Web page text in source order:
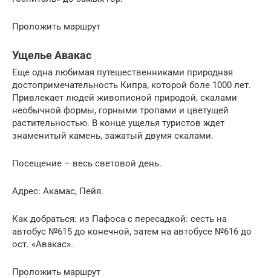
Проложить маршрут
Ущелье Авакас
Еще одна любимая путешественниками природная
достопримечательность Кипра, которой боле 1000 лет.
Привлекает людей живописной природой, скалами
необычной формы, горными тропами и цветущей
растительностью. В конце ущелья туристов ждет
знаменитый камень, зажатый двумя скалами.
Посещение – весь световой день.
Адрес: Акамас, Пейя.
Как добраться: из Пафоса с пересадкой: сесть на
автобус №615 до конечной, затем на автобусе №616 до
ост. «Авакас».
Проложить маршрут